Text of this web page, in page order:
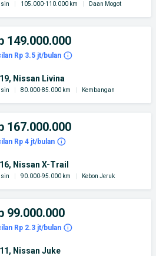
105.000-110.000 km Daan Mogot
149.000.000
Rp 3.5 jt/bulan
Nissan Livina
80.000-85.000 km Kembangan
167.000.000
Rp 4 jt/bulan
Nissan X-Trail
90.000-95.000 km Kebon Jeruk
99.000.000
Rp 2.3 jt/bulan
Nissan Juke